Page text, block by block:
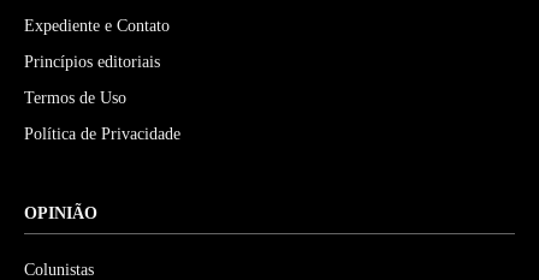
Expediente e Contato
Princípios editoriais
Termos de Uso
Política de Privacidade
OPINIÃO
Colunistas